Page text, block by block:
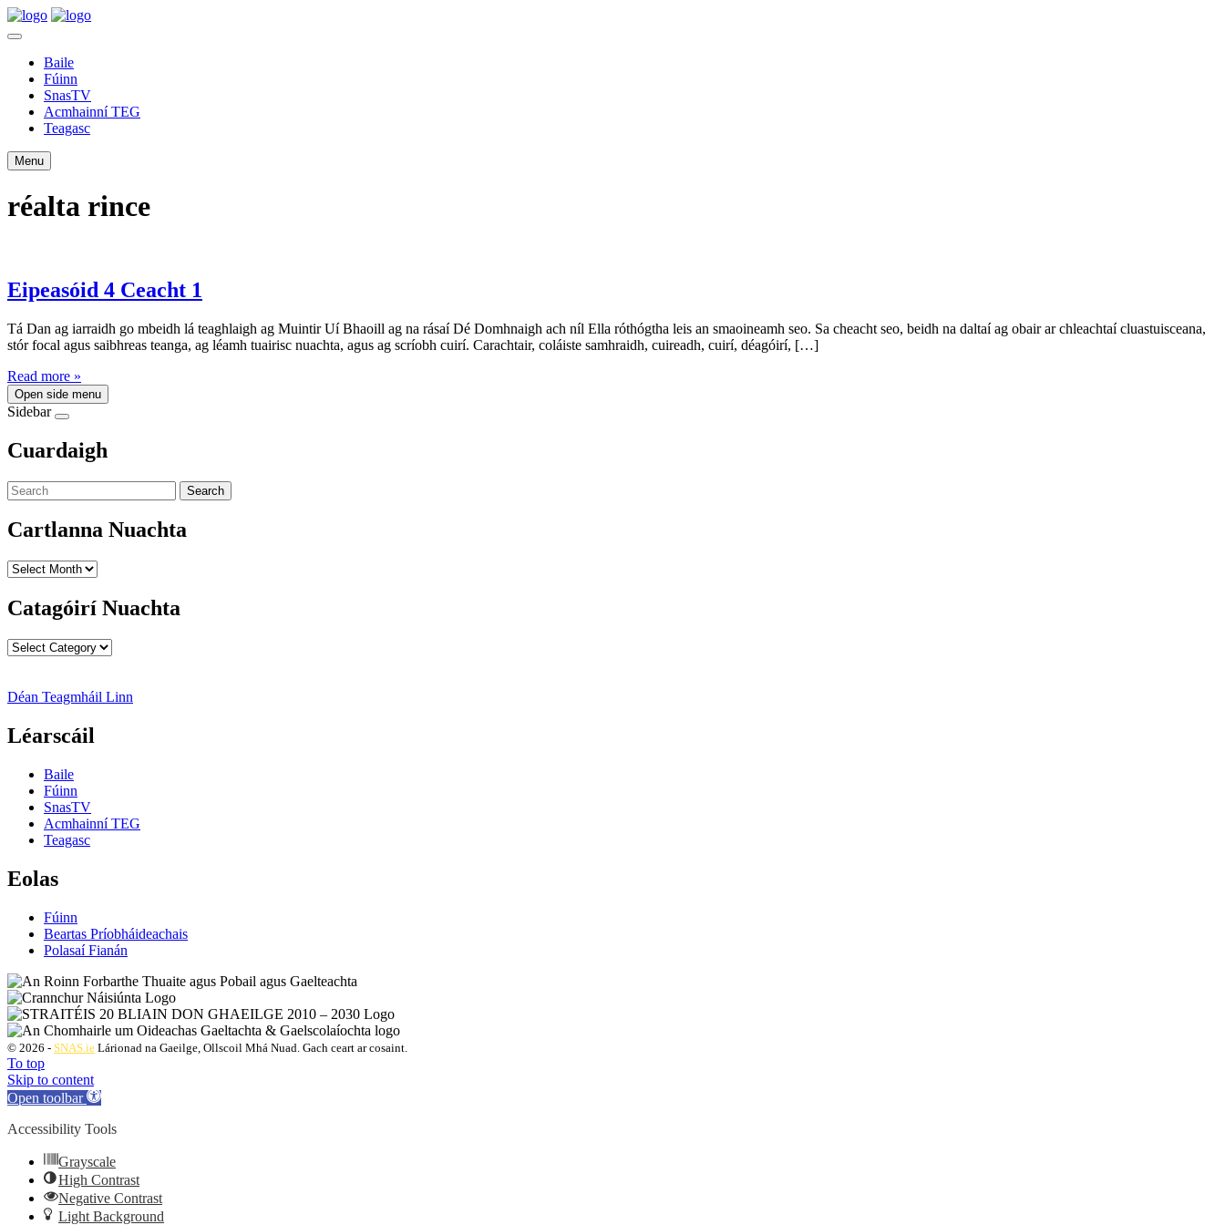
Baile
Fúinn
SnasTV
Acmhainní TEG
Teagasc
Menu
réalta rince
Eipeasóid 4 Ceacht 1
Tá Dan ag iarraidh go mbeidh lá teaghlaigh ag Muintir Uí Bhaoill ag na rásaí Dé Domhnaigh ach níl Ella róthógtha leis an smaoineamh seo. Sa cheacht seo, beidh na daltaí ag obair ar chleachtaí cluastuisceana,
stór focal agus saibhreas teanga, ag léamh tuairisc nuachta, agus ag scríobh cuirí. Carachtair, coláiste samhraidh, cuireadh, cuirí, déagóirí, […]
Read more »
Open side menu
Sidebar
Cuardaigh
Search
Cartlanna Nuachta
Cartlanna
Catagóirí Nuachta
Catagóirí
Déan Teagmháil Linn
Léarscáil
Baile
Fúinn
SnasTV
Acmhainní TEG
Teagasc
Eolas
Fúinn
Beartas Príobháideachais
Polasaí Fianán
© 2026 - SNAS.ie Lárionad na Gaeilge, Ollscoil Mhá Nuad. Gach ceart ar cosaint.
To top
Skip to content
Open toolbar
Accessibility Tools
Grayscale
High Contrast
Negative Contrast
Light Background